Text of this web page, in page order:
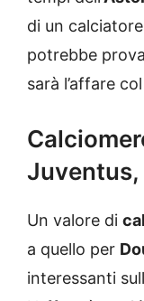
di un
potrebbe
sarà l’affare
Un valore di
a quello per
interessanti